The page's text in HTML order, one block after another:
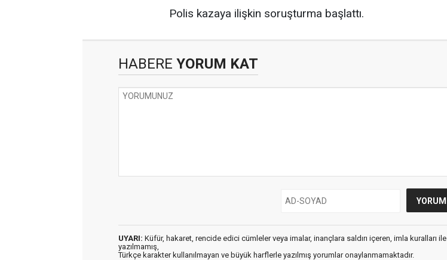
Polis kazaya ilişkin soruşturma başlattı.
HABERE YORUM KAT
UYARI: Küfür, hakaret, rencide edici cümleler veya imalar, inançlara saldırı içeren, imla kuralları ile
yazılmamış,
Türkçe karakter kullanılmayan ve büyük harflerle yazılmış yorumlar onaylanmamaktadır.